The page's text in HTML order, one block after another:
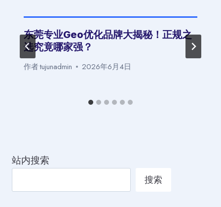
东莞专业Geo优化品牌大揭秘！正规之
选究竟哪家强？
作者tujunadmin 2026年6月4日
站内搜索
搜索